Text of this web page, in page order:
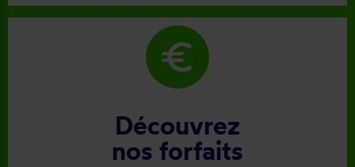
euro
Découvrez
nos forfaits